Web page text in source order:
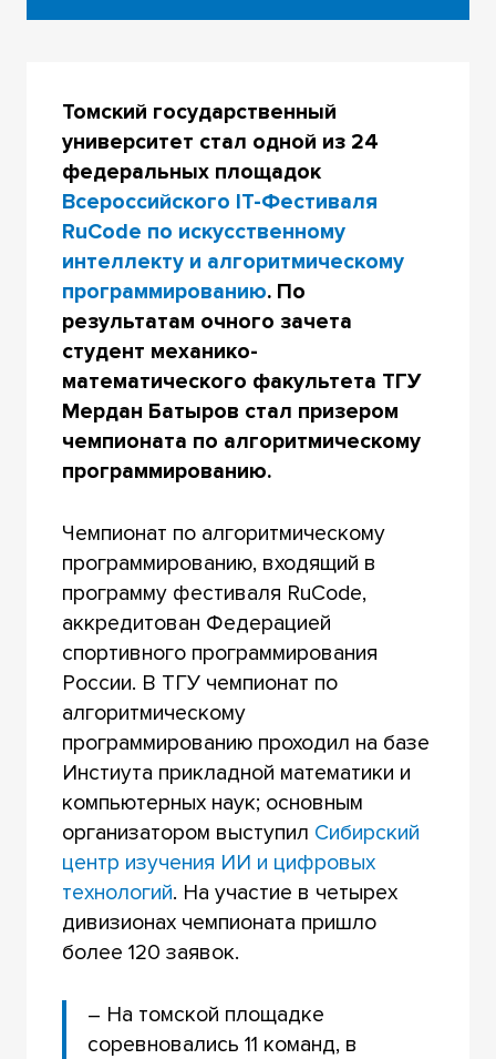
Томский государственный
университет стал одной из 24
федеральных площадок
Всероссийского IT-Фестиваля
RuCode по искусственному
интеллекту и алгоритмическому
программированию. По
результатам очного зачета
студент механико-
математического факультета ТГУ
Мердан Батыров стал призером
чемпионата по алгоритмическому
программированию.
Чемпионат по алгоритмическому
программированию, входящий в
программу фестиваля RuCode,
аккредитован Федерацией
спортивного программирования
России. В ТГУ чемпионат по
алгоритмическому
программированию проходил на базе
Инстиута прикладной математики и
компьютерных наук; основным
организатором выступил Сибирский
центр изучения ИИ и цифровых
технологий. На участие в четырех
дивизионах чемпионата пришло
более 120 заявок.
– На томской площадке
соревновались 11 команд, в